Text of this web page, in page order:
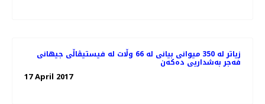
زیاتر لە 350 میوانی بیانی لە 66 وڵات لە فیستیڤاڵی جیهانی
فەجر بەشداریی دەکەن
17 April 2017